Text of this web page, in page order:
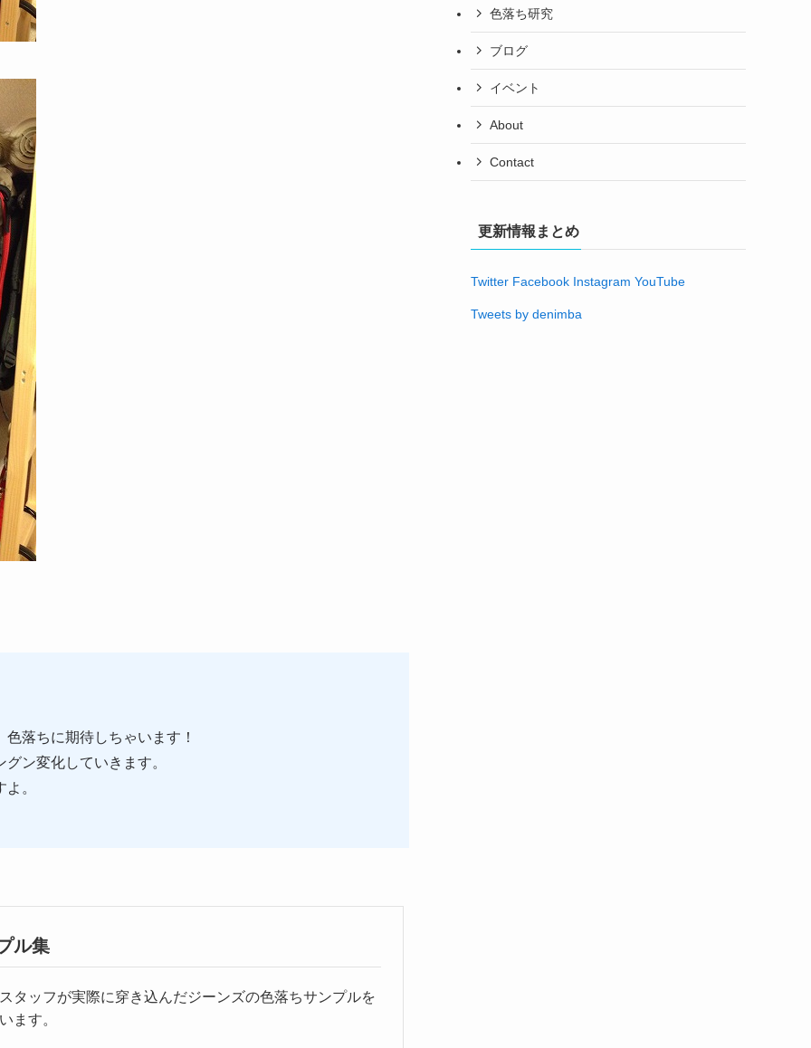
落ちに期待しちゃいます！
ン変化していきます。
。
ル集
タッフが実際に穿き込んだジーンズの色落ちサンプルを
ます。
色落ち研究
ブログ
イベント
About
Contact
更新情報まとめ
Twitter Facebook Instagram YouTube
Tweets by denimba